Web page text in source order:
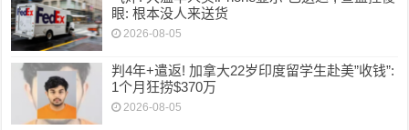
眼: 根本没人来送货
2026-08-05
判4年+遣返! 加拿大22岁印度留学生赴美”收钱”:
1个月狂捞$370万
2026-08-05